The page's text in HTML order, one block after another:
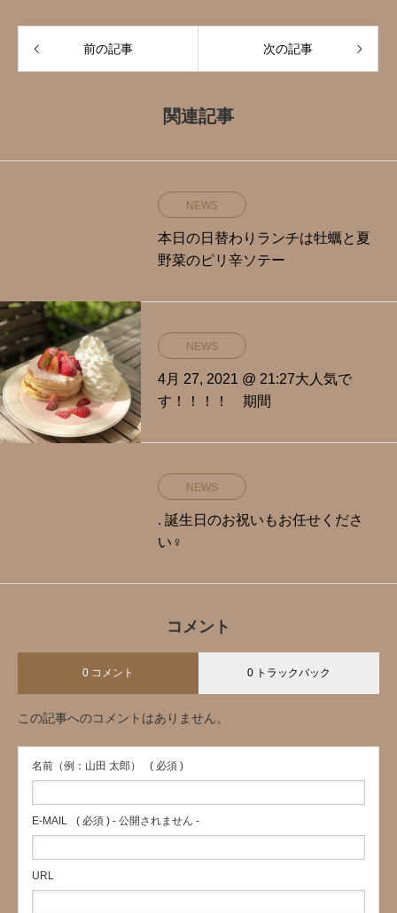
前の記事 次の記事
関連記事
NEWS
本日の日替わりランチは牡蠣と夏
野菜のピリ辛ソテー
NEWS
4月 27, 2021 @ 21:27大人気で
す！！！！ 期間
NEWS
. 誕生日のお祝いもお任せくださ
い‍♀️
コメント
0 コメント 0 トラックバック
この記事へのコメントはありません。
名前（例：山田 太郎） ( 必須 )
E-MAIL ( 必須 ) - 公開されません -
URL